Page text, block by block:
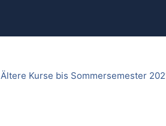
Ältere Kurse bis Sommersemester